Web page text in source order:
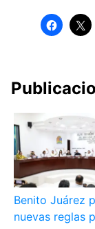
Benito Juárez
nuevas reglas